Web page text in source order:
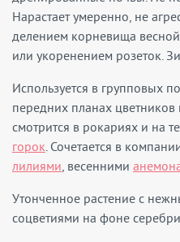
Нарастает умеренно, не
делением корневища
или укоренением розеток.
Используется в групповых
передних планах
смотрится в рокариях и на
горок. Сочетается в
лилиями, весенними
Утонченное растение с
соцветиями на фоне